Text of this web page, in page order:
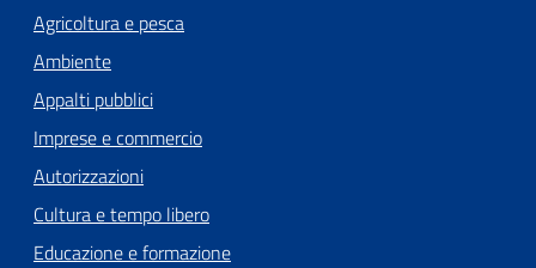
Agricoltura e pesca
Ambiente
Appalti pubblici
Imprese e commercio
Autorizzazioni
Cultura e tempo libero
Educazione e formazione